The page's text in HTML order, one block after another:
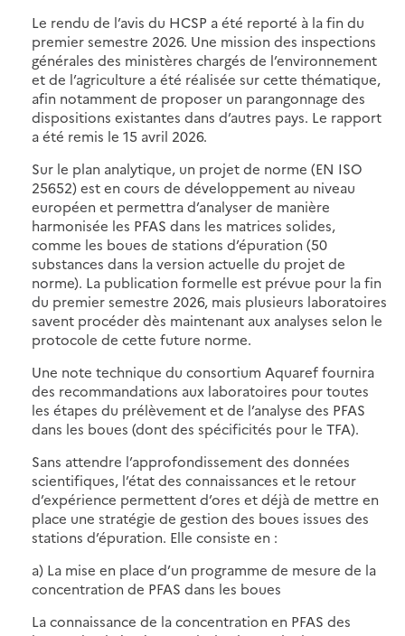
Le rendu de l’avis du HCSP a été reporté à la fin du
premier semestre 2026. Une mission des inspections
générales des ministères chargés de l’environnement
et de l’agriculture a été réalisée sur cette thématique,
afin notamment de proposer un parangonnage des
dispositions existantes dans d’autres pays. Le rapport
a été remis le 15 avril 2026.
Sur le plan analytique, un projet de norme (EN ISO
25652) est en cours de développement au niveau
européen et permettra d’analyser de manière
harmonisée les PFAS dans les matrices solides,
comme les boues de stations d’épuration (50
substances dans la version actuelle du projet de
norme). La publication formelle est prévue pour la fin
du premier semestre 2026, mais plusieurs laboratoires
savent procéder dès maintenant aux analyses selon le
protocole de cette future norme.
Une note technique du consortium Aquaref fournira
des recommandations aux laboratoires pour toutes
les étapes du prélèvement et de l’analyse des PFAS
dans les boues (dont des spécificités pour le TFA).
Sans attendre l’approfondissement des données
scientifiques, l’état des connaissances et le retour
d’expérience permettent d’ores et déjà de mettre en
place une stratégie de gestion des boues issues des
stations d’épuration. Elle consiste en :
a) La mise en place d’un programme de mesure de la
concentration de PFAS dans les boues
La connaissance de la concentration en PFAS des